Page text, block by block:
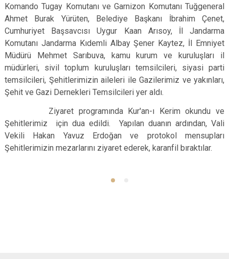
Komando Tugay Komutanı ve Garnizon Komutanı Tuğgeneral
Ahmet Burak Yürüten, Belediye Başkanı İbrahim Çenet,
Cumhuriyet Başsavcısı Uygur Kaan Arısoy, İl Jandarma
Komutanı Jandarma Kıdemli Albay Şener Kaytez, İl Emniyet
Müdürü Mehmet Sarıbuva, kamu kurum ve kuruluşları il
müdürleri, sivil toplum kuruluşları temsilcileri, siyasi parti
temsilcileri, Şehitlerimizin aileleri ile Gazilerimiz ve yakınları,
Şehit ve Gazi Dernekleri Temsilcileri yer aldı.
Ziyaret programında Kur'an-ı Kerim okundu ve
Şehitlerimiz için dua edildi. Yapılan duanın ardından, Vali
Vekili Hakan Yavuz Erdoğan ve protokol mensupları
Şehitlerimizin mezarlarını ziyaret ederek, karanfil bıraktılar.